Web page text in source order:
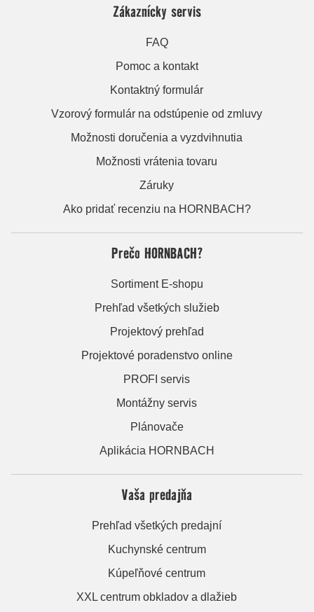
Zákaznícky servis
FAQ
Pomoc a kontakt
Kontaktný formulár
Vzorový formulár na odstúpenie od zmluvy
Možnosti doručenia a vyzdvihnutia
Možnosti vrátenia tovaru
Záruky
Ako pridať recenziu na HORNBACH?
Prečo HORNBACH?
Sortiment E-shopu
Prehľad všetkých služieb
Projektový prehľad
Projektové poradenstvo online
PROFI servis
Montážny servis
Plánovače
Aplikácia HORNBACH
Vaša predajňa
Prehľad všetkých predajní
Kuchynské centrum
Kúpeľňové centrum
XXL centrum obkladov a dlažieb